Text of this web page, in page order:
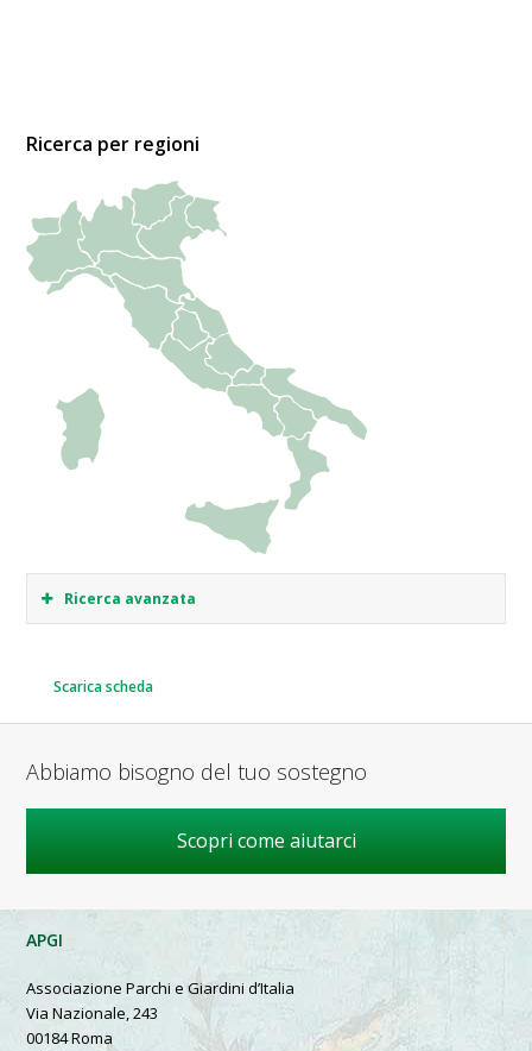
Ricerca per regioni
Ricerca avanzata
Scarica scheda
Abbiamo bisogno del tuo sostegno
Scopri come aiutarci
APGI
Associazione Parchi e Giardini d’Italia
Via Nazionale, 243
00184 Roma